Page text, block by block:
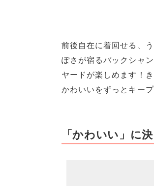
前後自在に着回せる、
ぽさが宿るバックシャ
ヤードが楽しめます！
かわいいをずっとキープ
「かわいい」に